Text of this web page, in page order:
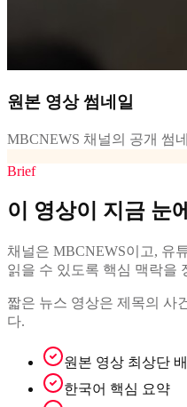
원본 영상 썸네일
MBCNEWS 채널의 공개 썸
Brief
이 영상이 지금 눈
채널은 MBCNEWS이고, 유
읽을 수 있도록 핵심 맥락을
짧은 뉴스 영상은 제목의 사
다.
원본 영상 최상단 배
한국어 핵심 요약